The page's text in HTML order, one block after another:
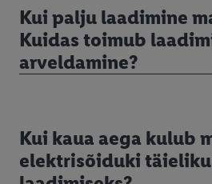
Kui palju laadimine
Kuidas toimub
arveldamine?
Kui kaua aega kulub
elektrisõiduki